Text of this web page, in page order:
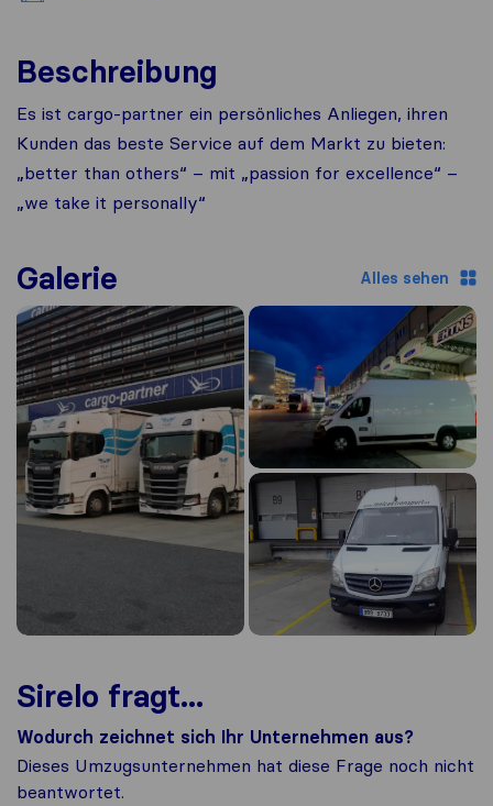
Beschreibung
Es ist cargo-partner ein persönliches Anliegen, ihren
Kunden das beste Service auf dem Markt zu bieten:
„better than others“ – mit „passion for excellence“ –
„we take it personally“
Galerie Alles sehen
Sirelo fragt...
Wodurch zeichnet sich Ihr Unternehmen aus?
Dieses Umzugsunternehmen hat diese Frage noch nicht
beantwortet.